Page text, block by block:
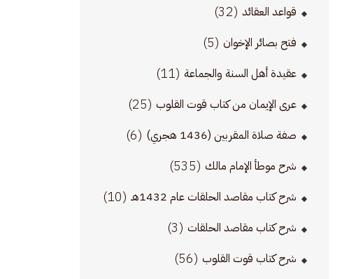
قواعد العقائد (32)
فتح بصائر الإخوان (5)
عقيدة أهل السنة والجماعة (11)
عرى الإيمان من كتاب قوت القلوب (25)
صفة صلاة المقربين (1436 هجري) (6)
شرح موطأ الإمام مالك (535)
شرح كتاب مقاصد الحلقات عام 1432هـ (10)
شرح كتاب مقاصد الحلقات (3)
شرح كتاب قوت القلوب (56)